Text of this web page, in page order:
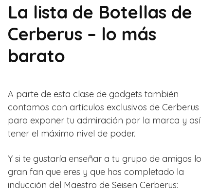
La lista de Botellas de
Cerberus – lo más
barato
A parte de esta clase de gadgets también
contamos con artículos exclusivos de Cerberus
para exponer tu admiración por la marca y así
tener el máximo nivel de poder.
Y si te gustaría enseñar a tu grupo de amigos lo
gran fan que eres y que has completado la
inducción del Maestro de Seisen Cerberus: